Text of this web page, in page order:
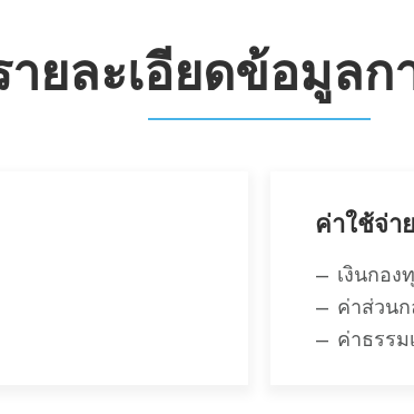
ายละเอียดข้อมูลก
ค่าใช้จ่า
เงินกอง
ค่าส่วนก
ค่าธรรม